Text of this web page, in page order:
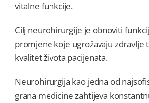
vitalne funkcije.
Cilj neurohirurgije je obnoviti
promjene koje ugrožavaju zdravlje
kvalitet života pacijenata.
Neurohirurgija kao jedna od
grana medicine zahtijeva